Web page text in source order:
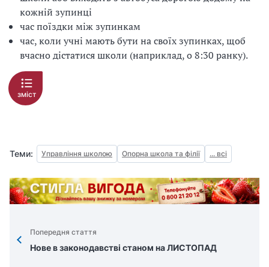
кожній зупинці
час поїздки між зупинкам
час, коли учні мають бути на своїх зупинках, щоб
вчасно дістатися школи (наприклад, о 8:30 ранку).
зміст
Теми: Управління школою Опорна школа та філії ... всі
Попередня стаття
Нове в законодавстві станом на ЛИСТОПАД